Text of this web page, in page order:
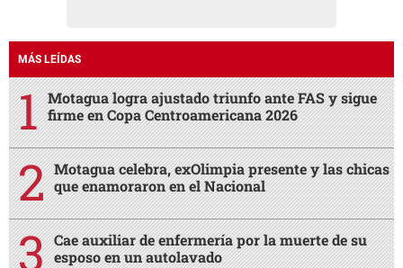
MÁS LEÍDAS
Motagua logra ajustado triunfo ante FAS y sigue
firme en Copa Centroamericana 2026
Motagua celebra, exOlimpia presente y las chicas
que enamoraron en el Nacional
Cae auxiliar de enfermería por la muerte de su
esposo en un autolavado